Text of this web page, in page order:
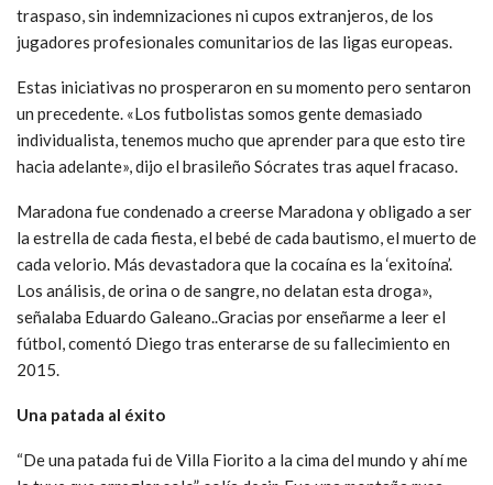
traspaso, sin indemnizaciones ni cupos extranjeros, de los
jugadores profesionales comunitarios de las ligas europeas.
Estas iniciativas no prosperaron en su momento pero sentaron
un precedente. «Los futbolistas somos gente demasiado
individualista, tenemos mucho que aprender para que esto tire
hacia adelante», dijo el brasileño Sócrates tras aquel fracaso.
Maradona fue condenado a creerse Maradona y obligado a ser
la estrella de cada fiesta, el bebé de cada bautismo, el muerto de
cada velorio. Más devastadora que la cocaína es la ‘exitoína’.
Los análisis, de orina o de sangre, no delatan esta droga»,
señalaba Eduardo Galeano..Gracias por enseñarme a leer el
fútbol, comentó Diego tras enterarse de su fallecimiento en
2015.
Una patada al éxito
“De una patada fui de Villa Fiorito a la cima del mundo y ahí me